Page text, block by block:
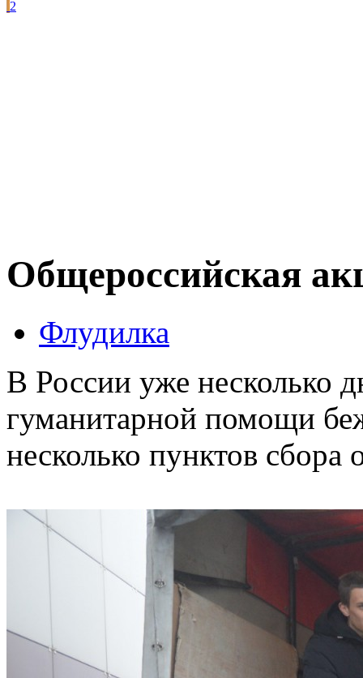
2
Общероссийская
Флудилка
В России уже несколько
гуманитарной помощи
несколько пунктов